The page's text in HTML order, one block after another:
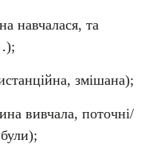
навчалася, та
змішана);
вивчала, поточні/